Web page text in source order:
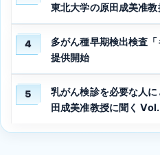
東北大学の原田成美准
4
多がん種早期検出検査
提供開始
5
乳がん検診を必要な人
田成美准教授に聞く